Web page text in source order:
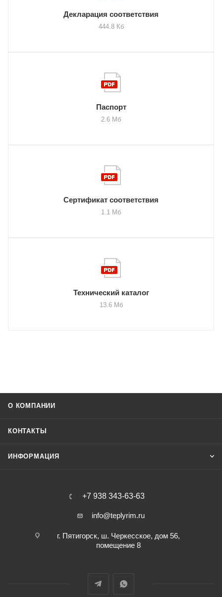
Декларация соответствия
444.8 Кб
Паспорт
2.6 Мб
Сертификат соответствия
1.1 Мб
Технический каталог
13.6 Мб
О КОМПАНИИ
КОНТАКТЫ
ИНФОРМАЦИЯ
+7 938 343-63-63
info@teplyrim.ru
г. Пятигорск, ш. Черкесское, дом 56,
помещение 8